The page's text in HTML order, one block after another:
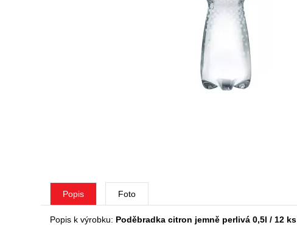
Popis Foto
Popis k výrobku: Poděbradka citron jemně perlivá 0,5l / 12 ks